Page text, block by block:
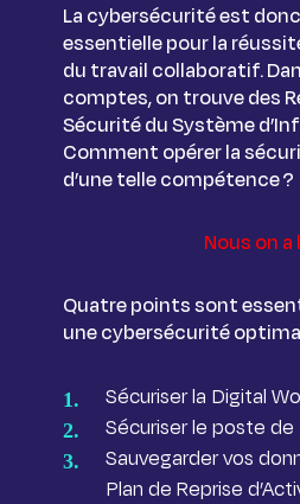
La cybersécurité est
essentielle pour la
du travail collaboratif.
comptes, on trouve des
Sécurité du Système
Comment opérer la
d’une telle compétence ?
Nous on a
Quatre points sont
une cybersécurité
Sécuriser la Digital
Sécuriser le poste
Sauvegarder vos
Plan de Reprise